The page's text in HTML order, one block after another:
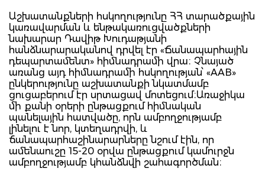
Աշխատանքների հսկողությունը ՀՀ տարածքային
կառավարման և ենթակառուցվածքների
նախարար Դավիթ Խուդաթյանի
հանձնարարականով դրվել էր «Ճանապարհային
դեպարտամենտ» հիմնադրամի վրա։ Չնայած
առանց այդ հիմնադրամի հսկողության՝ «AAB»
ընկերությունը աշխատանքի նկատմամբ
ցուցաբերում էր սրտացավ մոտեցում։Առաջիկա
մի քանի օրերի ընթացքում հիմնական
պանելային հատվածը, որն ամբողջությամբ
լինելու է նոր, կտեղադրվի, և
ճանապարհաշինարարները նշում էին, որ
ամենաուշը 15-20 օրվա ընթացքում կամուրջն
ամբողջությամբ կհանձնվի շահագործման։